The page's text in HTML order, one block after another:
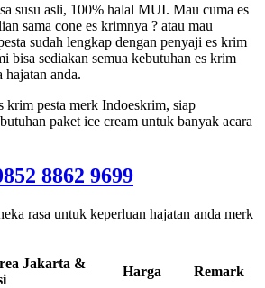
susu asli, 100% halal MUI. Mau cuma es
sama cone es krimnya ? atau mau
sudah lengkap dengan penyaji es krim
bisa sediakan semua kebutuhan es krim
hajatan anda.
krim pesta merk Indoeskrim, siap
paket ice cream untuk banyak acara
8862 9699
rasa untuk keperluan hajatan anda merk
Jakarta &
Harga Remark